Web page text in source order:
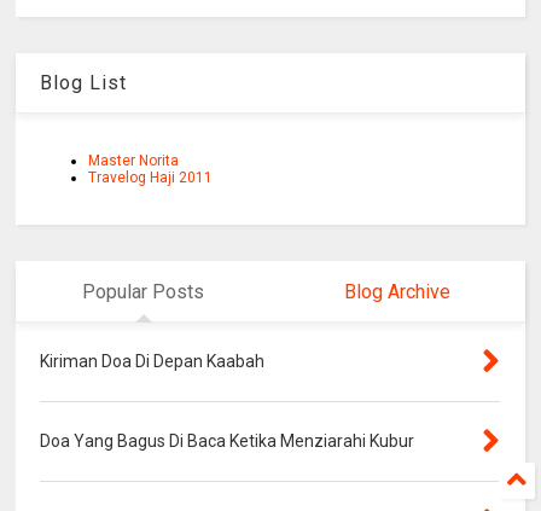
Blog List
Master Norita
Travelog Haji 2011
Popular Posts Blog Archive
Kiriman Doa Di Depan Kaabah
Doa Yang Bagus Di Baca Ketika Menziarahi Kubur